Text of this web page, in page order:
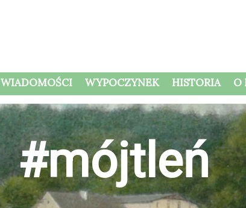
WIADOMOŚCI WYPOCZYNEK HISTORIA O
#mójtleń